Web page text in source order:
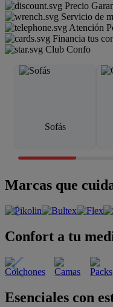
Precio
Servicio de
Atención
Financia tus
Club Confo
Sofás
Marcas que
Confort a tu
Esenciales con